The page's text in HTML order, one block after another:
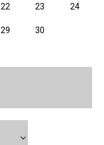
22 23 24
29
30